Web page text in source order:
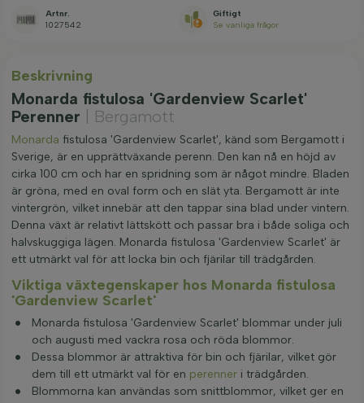
Artnr.
1027542
Giftigt
Se vanliga frågor
Beskrivning
Monarda fistulosa 'Gardenview Scarlet'
Perenner
| Bergamott
Monarda fistulosa 'Gardenview Scarlet', känd som Bergamott i
Sverige, är en upprättväxande perenn. Den kan nå en höjd av
cirka 100 cm och har en spridning som är något mindre. Bladen
är gröna, med en oval form och en slät yta. Bergamott är inte
vintergrön, vilket innebär att den tappar sina blad under vintern.
Denna växt är relativt lättskött och passar bra i både soliga och
halvskuggiga lägen. Monarda fistulosa 'Gardenview Scarlet' är
ett utmärkt val för att locka bin och fjärilar till trädgården.
Viktiga växtegenskaper hos Monarda fistulosa
'Gardenview Scarlet'
Monarda fistulosa 'Gardenview Scarlet' blommar under juli
och augusti med vackra rosa och röda blommor.
Dessa blommor är attraktiva för bin och fjärilar, vilket gör
dem till ett utmärkt val för en perenner i trädgården.
Blommorna kan användas som snittblommor, vilket ger en